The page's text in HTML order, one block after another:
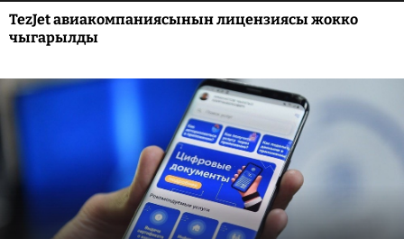
TezJet авиакомпаниясынын лицензиясы жокко
чыгарылды